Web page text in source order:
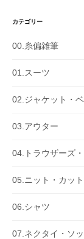
カテゴリー
00.糸偏雑筆
01.スーツ
02.ジャケット・
03.アウター
04.トラウザーズ
05.ニット・カッ
06.シャツ
07.ネクタイ・ソ